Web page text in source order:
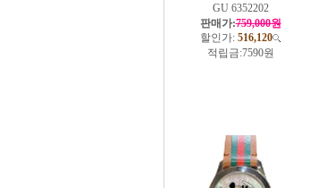
GU 6352202
판매가:759,000원
할인가: 516,120
적립금:7590원